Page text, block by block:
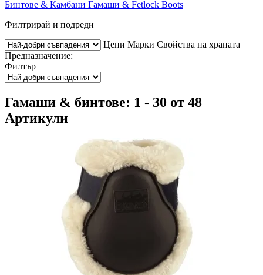
Бинтове & Камбани Гамаши & Fetlock Boots
Филтрирай и подреди
Цени Марки Свойства на храната
Предназначение:
Филтър
Гамаши & бинтове: 1 - 30 от 48
Артикули